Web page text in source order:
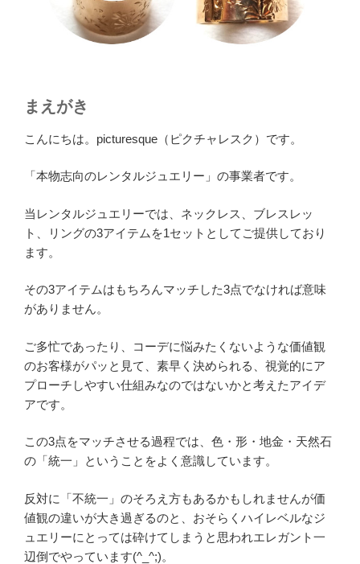
まえがき
こんにちは。picturesque（ピクチャレスク）です。
「本物志向のレンタルジュエリー」の事業者です。
当レンタルジュエリーでは、ネックレス、ブレスレッ
ト、リングの3アイテムを1セットとしてご提供しており
ます。
その3アイテムはもちろんマッチした3点でなければ意味
がありません。
ご多忙であったり、コーデに悩みたくないような価値観
のお客様がパッと見て、素早く決められる、視覚的にア
プローチしやすい仕組みなのではないかと考えたアイデ
アです。
この3点をマッチさせる過程では、色・形・地金・天然石
の「統一」ということをよく意識しています。
反対に「不統一」のそろえ方もあるかもしれませんが価
値観の違いが大き過ぎるのと、おそらくハイレベルなジ
ュエリーにとっては砕けてしまうと思われエレガント一
辺倒でやっています(^_^;)。